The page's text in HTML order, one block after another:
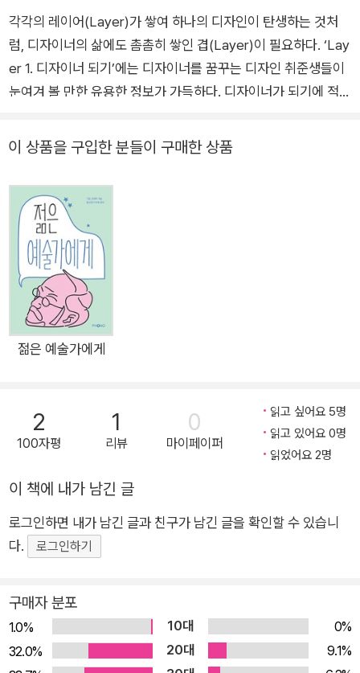
각각의 레이어(Layer)가 쌓여 하나의 디자인이 탄생하는 것처
럼, 디자이너의 삶에도 촘촘히 쌓인 겹(Layer)이 필요하다. ‘Lay
er 1. 디자이너 되기’에는 디자이너를 꿈꾸는 디자인 취준생들이
눈여겨 볼 만한 유용한 정보가 가득하다. 디자이너가 되기에 적합
와 포트폴리오, 면접은 어떻게 준비하는 게 좋은지, 업계 현황은
이야기를 담았다. 이미 실무자로 일하고 있더라도 분야가 맞지 않
아 도전을 꿈꾸는 실무자들에게도 유용한 이야기다. ‘Layer 2.
디자이너로 살기'는 보다 실무자에게 초점을 맞췄다. 상상과는 다
르게 디자이너라는 직업의 이름만으로 디자이너의 정체성을 증
명할 수 없음을 뼈저리게 느끼는 저연차 디자이너들에게 도움을
주고자 하는 저자의 바람이 가득하다. 두려운 도태, 꿈꾸는 성장,
벗어나고픈 슬럼프 등 디자이너로 생활하며 만나는 수많은 마음
과 상황들을 건강하게 헤쳐 나갈 마인드셋을 전한다. 마지막으로,
무엇인지, 똑똑하게 일하는 실무 프로세스는 무엇인지, 견적은 어
떻게 계산해야 하는지, 디자인 분쟁을 대처하는 방법은 무엇인지,
필드에서 많이 쓰이는 실무 용어와 업무 소통방법까지. 디자이너
로서 올바른 마음의 태도를 갖추는 것은 물론, 똑 부러지는 업무
태도까지 갖춰야 대한민국에서 디자이너로 살아갈 수 있다는 것
이 그의 지론이다. 각 Layer의 마지막 부분에는 쉬어가는 코너를
마련했다. 디자이너 지망생들이 흔히들 묻는 말, 디자이너 MBTI
성장하기 위한 다음 스텝을 밟기 전에 잠시 휴식을 취하며 태도를
정비하는 시간으로 보면 좋다. 하지만 편하기만 한 휴식은 게으름
으로 이어질 수도 있는 법. 약간의 긴장을 유지하기 위해, 그리고
이 상품을 구입한 분들이 구매한 상품
젊은 예술가에게
2
100자평
1
리뷰
0
마이페이퍼
읽고 싶어요 5명
읽고 있어요 0명
읽었어요 2명
이 책에 내가 남긴 글
로그인하면 내가 남긴 글과 친구가 남긴 글을 확인할 수 있습니
다.
로그인하기
구매자 분포
1.0% 10대
0%
32.0%
20대
9.1%